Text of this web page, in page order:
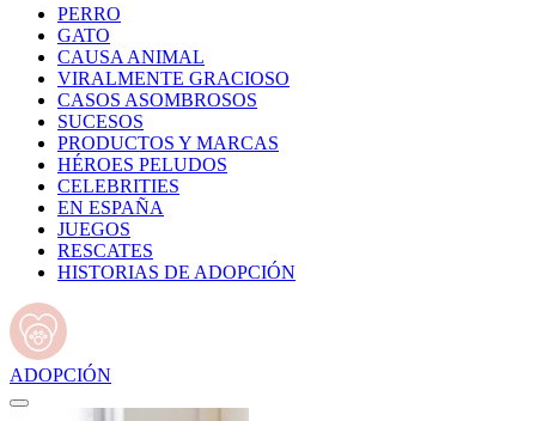
PERRO
GATO
CAUSA ANIMAL
VIRALMENTE GRACIOSO
CASOS ASOMBROSOS
SUCESOS
PRODUCTOS Y MARCAS
HÉROES PELUDOS
CELEBRITIES
EN ESPAÑA
JUEGOS
RESCATES
HISTORIAS DE ADOPCIÓN
ADOPCIÓN